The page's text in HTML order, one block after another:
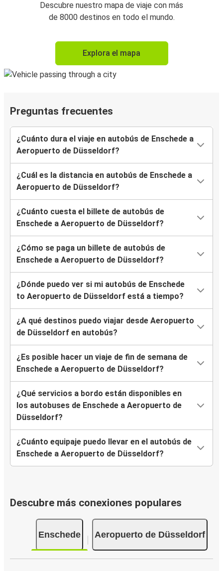
Descubre nuestro mapa de viaje con más
de 8000 destinos en todo el mundo.
Explora el mapa
Preguntas frecuentes
¿Cuánto dura el viaje en autobús de Enschede a
Aeropuerto de Düsseldorf?
¿Cuál es la distancia en autobús de Enschede a
Aeropuerto de Düsseldorf?
¿Cuánto cuesta el billete de autobús de
Enschede a Aeropuerto de Düsseldorf?
¿Cómo se paga un billete de autobús de
Enschede a Aeropuerto de Düsseldorf?
¿Dónde puedo ver si mi autobús de Enschede
to Aeropuerto de Düsseldorf está a tiempo?
¿A qué destinos puedo viajar desde Aeropuerto
de Düsseldorf en autobús?
¿Es posible hacer un viaje de fin de semana de
Enschede a Aeropuerto de Düsseldorf?
¿Qué servicios a bordo están disponibles en
los autobuses de Enschede a Aeropuerto de
Düsseldorf?
¿Cuánto equipaje puedo llevar en el autobús de
Enschede a Aeropuerto de Düsseldorf?
Descubre más conexiones populares
Enschede Aeropuerto de Düsseldorf